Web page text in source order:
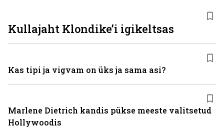
Kullajaht Klondike’i igikeltsas
Kas tipi ja vigvam on üks ja sama asi?
Marlene Dietrich kandis pükse meeste valitsetud
Hollywoodis